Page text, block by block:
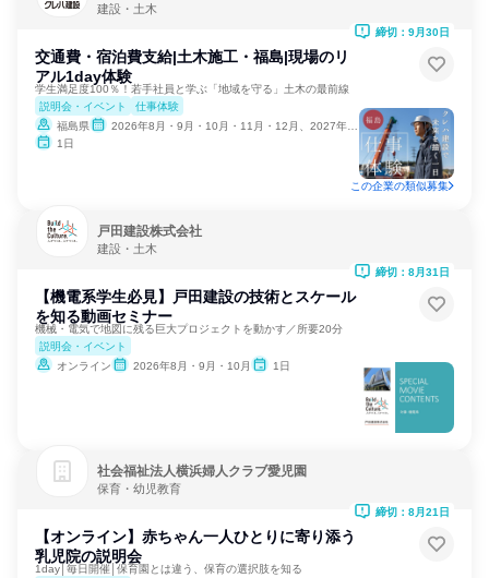
建設・土木
交通費・宿泊費支給|土木施工・福島|現場のリ
アル1day体験
学生満足度100％！若手社員と学ぶ「地域を守る」土木の最前線
説明会・イベント
仕事体験
福島県
2026年8月・9月・10月・11月・12月、2027年1月・2月
1日
締切：9月30日
この企業の類似募集
戸田建設株式会社
建設・土木
【機電系学生必見】戸田建設の技術とスケール
を知る動画セミナー
機械・電気で地図に残る巨大プロジェクトを動かす／所要20分
説明会・イベント
オンライン
2026年8月・9月・10月 1日
締切：8月31日
社会福祉法人横浜婦人クラブ愛児園
保育・幼児教育
【オンライン】赤ちゃん一人ひとりに寄り添う
乳児院の説明会
1day│毎日開催│保育園とは違う、保育の選択肢を知る
締切：8月21日